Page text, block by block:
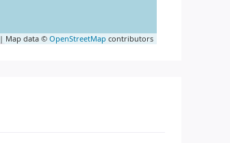
| Map data © OpenStreetMap contributors